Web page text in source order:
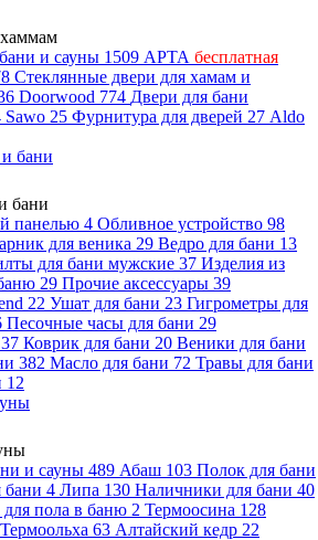
и сауны 1509 АРТА бесплатная
Стеклянные двери для хамам и
Doorwood 774 Двери для бани
Sawo 25 Фурнитура для дверей 27 Aldo
бани
бани
панелью 4 Обливное устройство 98
для веника 29 Ведро для бани 13
для бани мужские 37 Изделия из
29 Прочие аксессуары 39
22 Ушат для бани 23 Гигрометры для
Песочные часы для бани 29
37 Коврик для бани 20 Веники для бани
382 Масло для бани 72 Травы для бани
12
и сауны 489 Абаш 103 Полок для бани
бани 4 Липа 130 Наличники для бани 40
для пола в баню 2 Термоосина 128
Термоольха 63 Алтайский кедр 22